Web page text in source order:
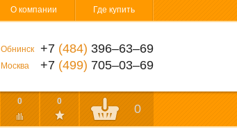
О компании Где купить
Обнинск +7 (484) 396‒63‒69
Москва +7 (499) 705‒03‒69
0 0
0